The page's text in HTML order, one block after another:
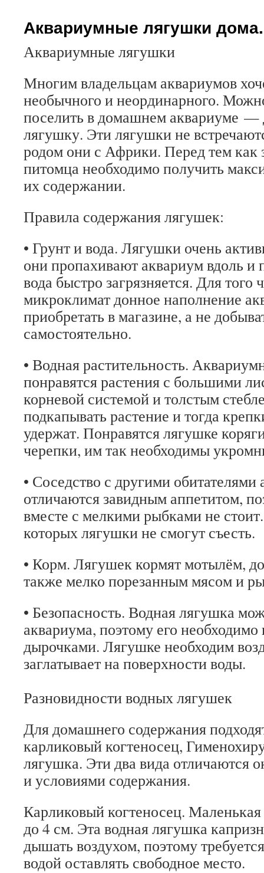
Аквариумные лягушки дома.
Аквариумные лягушки
Многим владельцам аквариумов
необычного и неординарного.
поселить в домашнем аквариуме —
лягушку. Эти лягушки не
родом они с Африки. Перед тем как
питомца необходимо получить
их содержании.
Правила содержания лягушек:
• Грунт и вода. Лягушки очень
они пропахивают аквариум вдоль и
вода быстро загрязняется. Для того
микроклимат донное наполнение
приобретать в магазине, а не
самостоятельно.
• Водная растительность.
понравятся растения с большими
корневой системой и толстым
подкапывать растение и тогда
удержат. Понравятся лягушке
черепки, им так необходимы
• Соседство с другими
отличаются завидным аппетитом,
вместе с мелкими рыбками не
которых лягушки не смогут съесть.
• Корм. Лягушек кормят мотылём,
также мелко порезанным мясом и
• Безопасность. Водная лягушка
аквариума, поэтому его
дырочками. Лягушке необходим
заглатывает на поверхности воды.
Разновидности водных лягушек
Для домашнего содержания
карликовый когтеносец,
лягушка. Эти два вида отличаются
и условиями содержания.
Карликовый когтеносец.
до 4 см. Эта водная лягушка
дышать воздухом, поэтому
водой оставлять свободное место.